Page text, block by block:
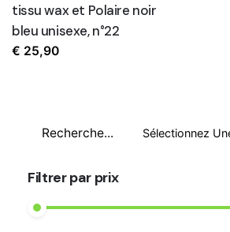
Recherche
Filtrer par prix
tissu wax et Polaire noir
bleu unisexe, n°22
€ 25,90